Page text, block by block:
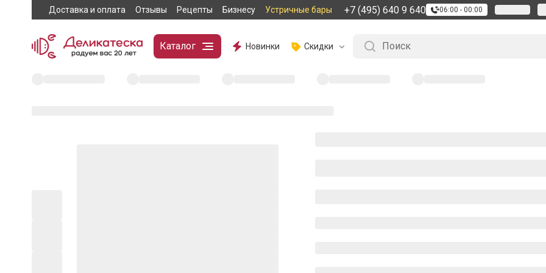
Доставка и оплата Отзывы Рецепты Бизнесу Устричные бары +7 (495) 640 9 640 06:00 - 00:00
Каталог Новинки Скидки